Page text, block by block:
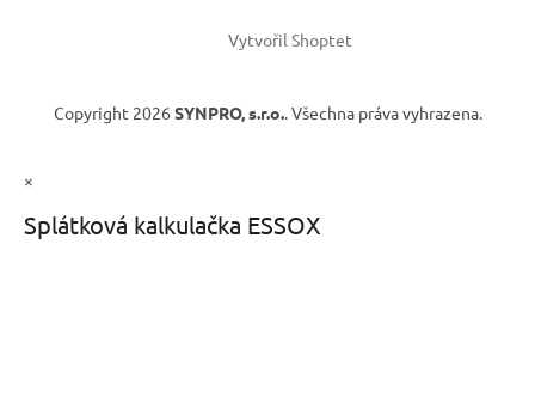
Vytvořil Shoptet
Copyright 2026 SYNPRO, s.r.o.. Všechna práva vyhrazena.
×
Splátková kalkulačka ESSOX